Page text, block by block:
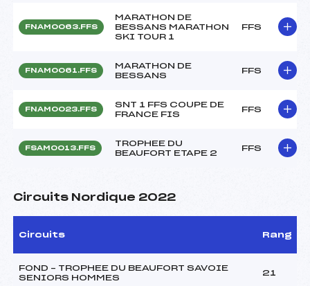
FNAM0063.FFS
MARATHON DE
BESSANS MARATHON
SKI TOUR 1
FFS
FNAM0061.FFS
MARATHON DE
BESSANS
FFS
FNAM0023.FFS
SNT 1 FFS COUPE DE
FRANCE FIS
FFS
FSAM0013.FFS
TROPHEE DU
BEAUFORT ETAPE 2
FFS
Circuits Nordique 2022
Circuits Rang
FOND – TROPHEE DU BEAUFORT SAVOIE
SENIORS HOMMES
21